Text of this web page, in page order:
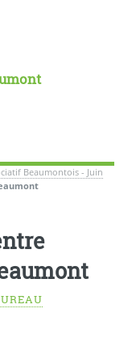
Beaumontois - Juin